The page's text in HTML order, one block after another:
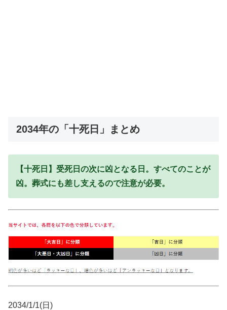
2034年の「十死日」まとめ
【十死日】受死日の次に凶となる日。すべてのことが
凶。葬式にも差し支えるので注意が必要。
2034/1/1(日)